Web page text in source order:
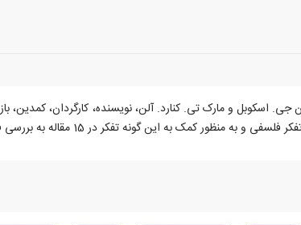
با گردآوری ایون جی. اسکوبل و مارک تی. کنارد. آلن، نویسنده،
در 15 مقاله به بررسی فیلم ها و نوشته های وودی آلن پرداخته است.